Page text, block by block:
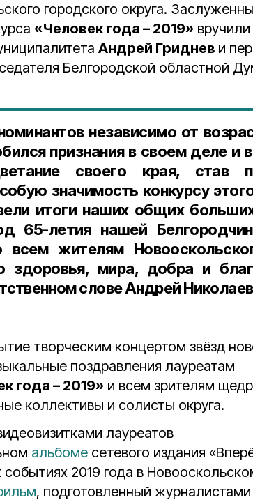
городского округа.
«Человек года – 2019» вручили
Андрей Гриднев и
Белгородской областной
независимо от
признания в своем деле и
своего края, став
значимость конкурсу
итоги наших общих
65-летия нашей
жителям
здоровья, мира, добра и
словеАндрей
творческим концертом звёзд
поздравления лауреатам
года – 2019» и всем зрителям
коллективы и солисты округа.
лауреатов
альбоме сетевого издания
2019 года в
, подготовленный